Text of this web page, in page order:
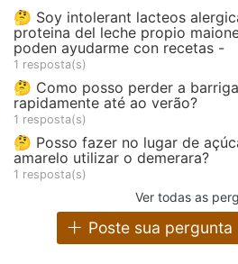
🤔 Soy intolerant lacteos
proteina del leche propio
poden ayudarme con recetas -
1 resposta(s)
🤔 Como posso perder a barriga
rapidamente até ao verão?
1 resposta(s)
🤔 Posso fazer no lugar de
amarelo utilizar o demerara?
1 resposta(s)
Ver todas as
Poste sua pergunta